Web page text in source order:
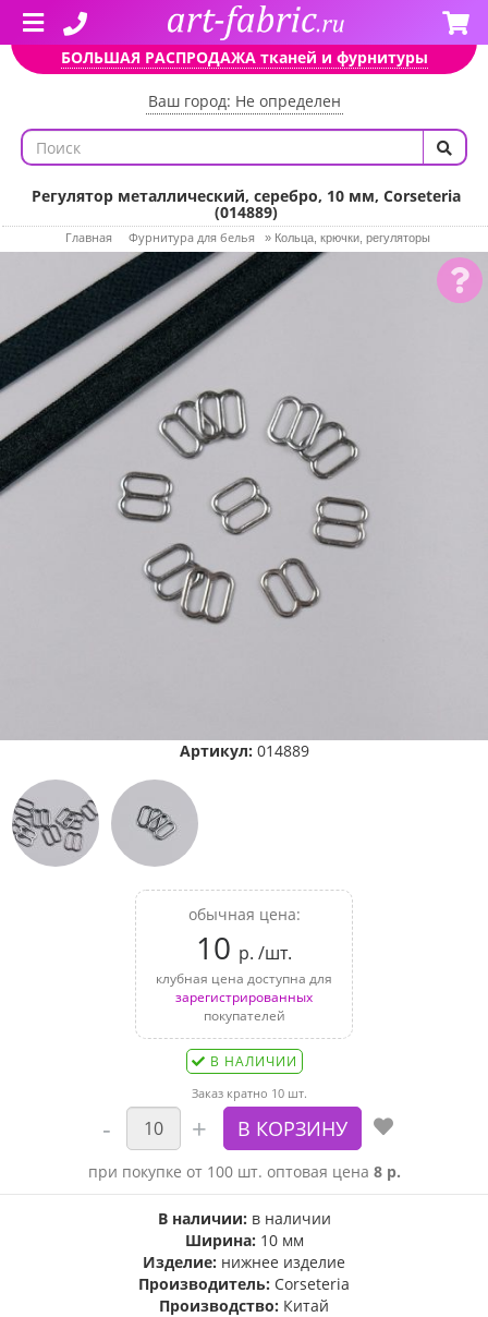
БОЛЬШАЯ РАСПРОДАЖА тканей и фурнитуры
Ваш город: Не определен
Регулятор металлический, серебро, 10 мм, Corseteria
(014889)
Главная Фурнитура для белья » Кольца, крючки, регуляторы
Артикул: 014889
обычная цена:
10 р. /шт.
клубная цена доступна для
зарегистрированных
покупателей
В НАЛИЧИИ
Заказ кратно 10 шт.
при покупке от 100 шт. оптовая цена 8 р.
В наличии: в наличии
Ширина: 10 мм
Изделие: нижнее изделие
Производитель: Corseteria
Производство: Китай